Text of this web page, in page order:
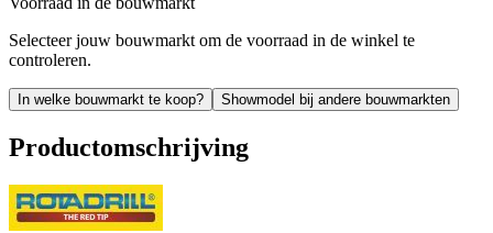
Selecteer jouw bouwmarkt om de voorraad in de winkel te
controleren.
In welke bouwmarkt te koop? Showmodel bij andere bouwmarkten
Productomschrijving